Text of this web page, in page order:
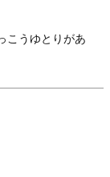
こうゆとりがあ